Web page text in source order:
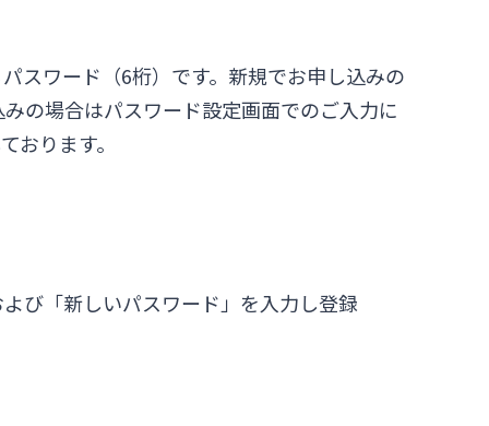
スワード（6桁）です。新規でお申し込みの
の場合はパスワード設定画面でのご入力に
おります。
「新しいパスワード」を入力し登録